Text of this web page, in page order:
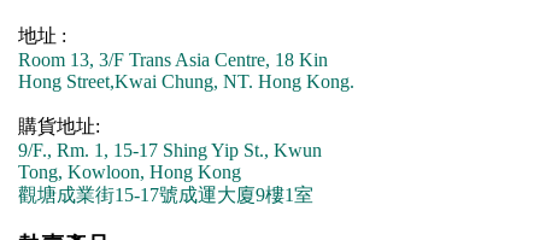
地址 :
Room 13, 3/F Trans Asia Centre, 18 Kin
Hong Street,Kwai Chung, NT. Hong Kong.
購貨地址:
9/F., Rm. 1, 15-17 Shing Yip St., Kwun
Tong, Kowloon, Hong Kong
觀塘成業街15-17號成運大廈9樓1室